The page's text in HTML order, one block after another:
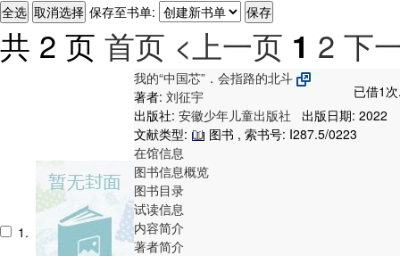
保存至书单:
共 2 页 首页 <上一页 1 2 下
1.
我的“中国芯”．会指路的北斗
已借1
著者: 刘征宇
出版社: 安徽少年儿童出版社
出版日期: 2022
文献类型:
图书 , 索书号: I287.5/0223
在馆信息
图书信息概览
图书目录
试读信息
内容简介
著者简介